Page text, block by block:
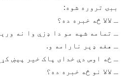
ببۍ تروره شوه:
ـ لالا څه خبره ده؟
ـ تمامه شپه مو دا ډزې وا نه
ـ هغه ډېر نارامه و.
ـ ځه اوس دې خدای پاک خیر پېښ
ـ لالا نو څه خبره ده؟